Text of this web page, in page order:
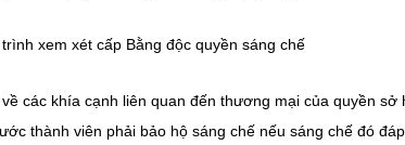
xem xét cấp Bằng độc quyền sáng chế
các khía cạnh liên quan đến thương mại của quyền
thành viên phải bảo hộ sáng chế nếu sáng chế đó